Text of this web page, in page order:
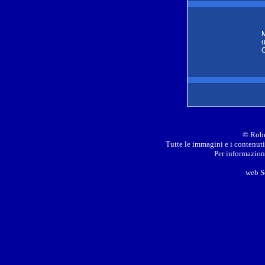
©
Tutte le immagini e i
Per
web